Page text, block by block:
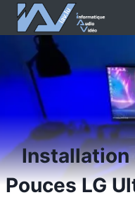
Aller
contenu
Installation
Pouces LG